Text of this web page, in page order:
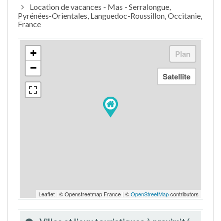
Location de vacances - Mas - Serralongue,
Pyrénées-Orientales, Languedoc-Roussillon, Occitanie,
France
+
−
Leaflet | © Openstreetmap France | ©OpenStreetMapcontributors